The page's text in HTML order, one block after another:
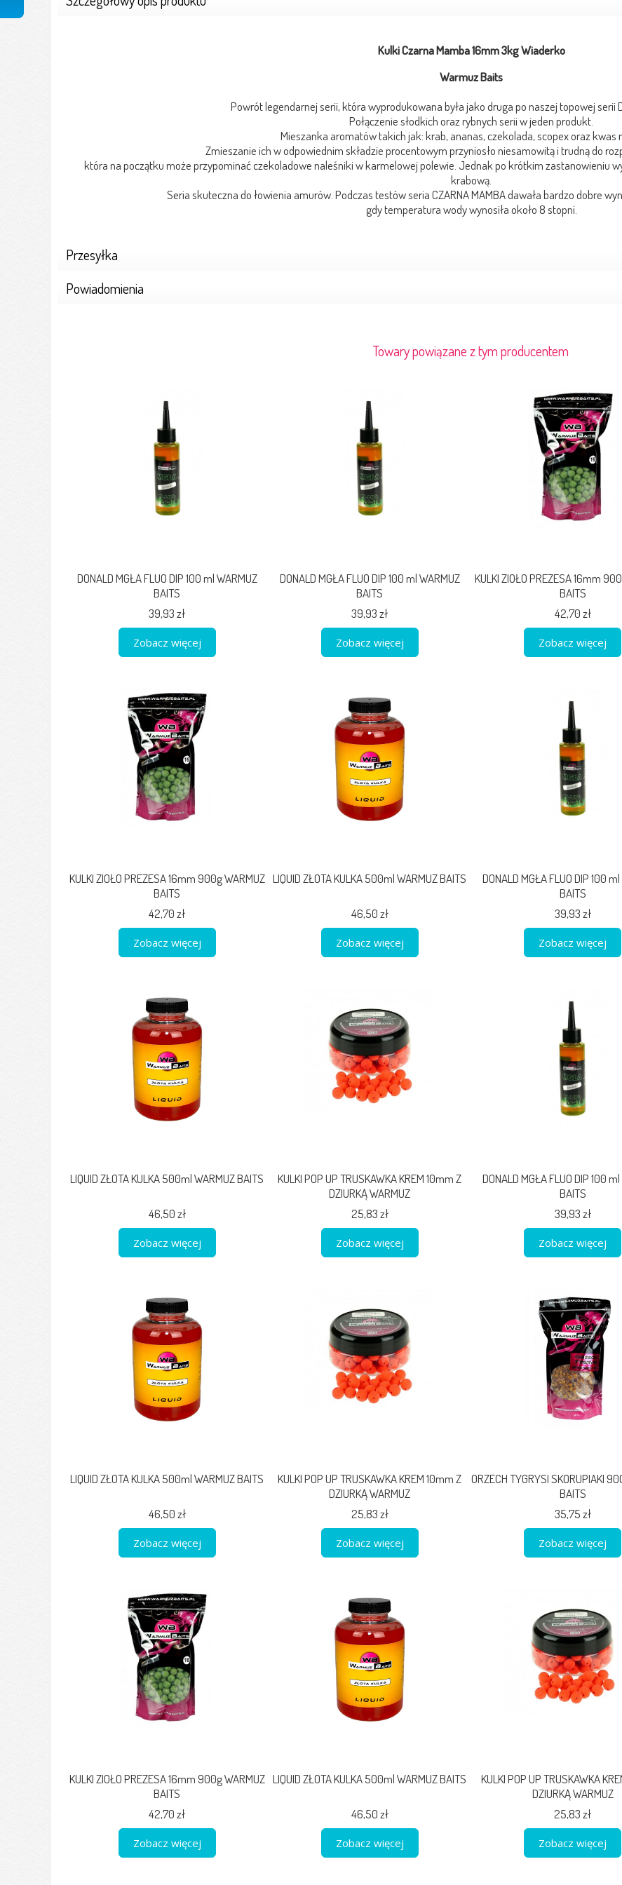
Kulki Czarna Mamba 16mm 3kg Wiaderko
Warmuz Baits
Powrót legendarnej serii, która wyprodukowana była jako druga po naszej topowej serii
Połączenie słodkich oraz rybnych serii w jeden produkt.
Mieszanka aromatów takich jak: krab, ananas, czekolada, scopex oraz kwas
Zmieszanie ich w odpowiednim składzie procentowym przyniosło niesamowitą i trudną do
która na początku może przypominać czekoladowe naleśniki w karmelowej polewie. Jednak po krótkim zastanowieniu
krabową.
Seria skuteczna do łowienia amurów. Podczas testów seria CZARNA MAMBA dawała bardzo dobre
gdy temperatura wody wynosiła około 8 stopni.
Przesyłka
Powiadomienia
Towary powiązane z tym producentem
DONALD MGŁA FLUO DIP 100 ml WARMUZ
BAITS
39,93 zł
Zobacz więcej
DONALD MGŁA FLUO DIP 100 ml WARMUZ
BAITS
39,93 zł
Zobacz więcej
KULKI ZIOŁO PREZESA 16mm
BAITS
42,70 zł
Zobacz więcej
KULKI ZIOŁO PREZESA 16mm 900g WARMUZ
BAITS
42,70 zł
Zobacz więcej
LIQUID ZŁOTA KULKA 500ml WARMUZ BAITS
46,50 zł
Zobacz więcej
DONALD MGŁA FLUO DIP 100
BAITS
39,93 zł
Zobacz więcej
LIQUID ZŁOTA KULKA 500ml WARMUZ BAITS
46,50 zł
Zobacz więcej
KULKI POP UP TRUSKAWKA KREM 10mm Z
DZIURKĄ WARMUZ
25,83 zł
Zobacz więcej
DONALD MGŁA FLUO DIP 100
BAITS
39,93 zł
Zobacz więcej
LIQUID ZŁOTA KULKA 500ml WARMUZ BAITS
46,50 zł
Zobacz więcej
KULKI POP UP TRUSKAWKA KREM 10mm Z
DZIURKĄ WARMUZ
25,83 zł
Zobacz więcej
ORZECH TYGRYSI SKORUPIAKI
BAITS
35,75 zł
Zobacz więcej
KULKI ZIOŁO PREZESA 16mm 900g WARMUZ
BAITS
42,70 zł
Zobacz więcej
LIQUID ZŁOTA KULKA 500ml WARMUZ BAITS
46,50 zł
Zobacz więcej
KULKI POP UP TRUSKAWKA
DZIURKĄ WARMUZ
25,83 zł
Zobacz więcej